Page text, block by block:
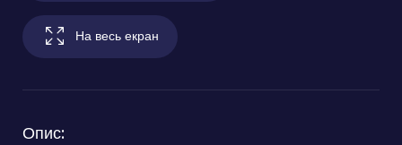
На весь екран
Опис: